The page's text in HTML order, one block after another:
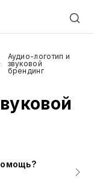
Аудио-логотип и
звуковой
брендинг